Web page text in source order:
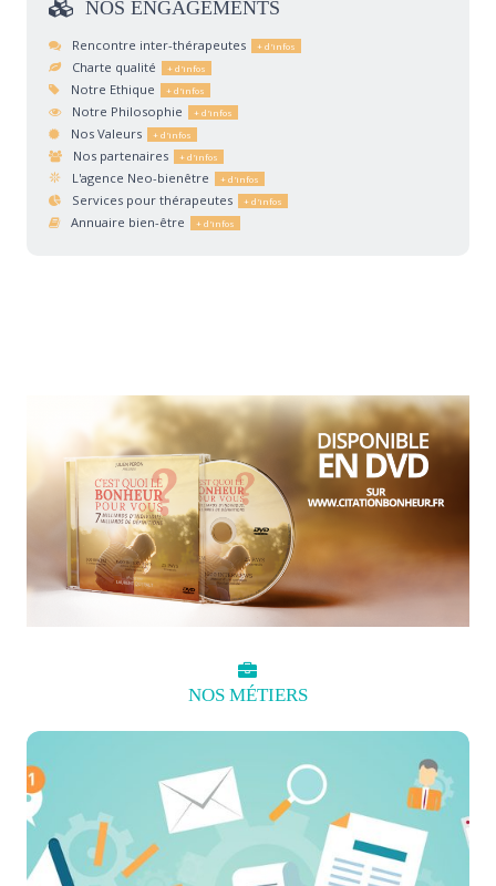
NOS ENGAGEMENTS
Rencontre inter-thérapeutes
Charte qualité
Notre Ethique
Notre Philosophie
Nos Valeurs
Nos partenaires
L'agence Neo-bienêtre
Services pour thérapeutes
Annuaire bien-être
NOS MÉTIERS